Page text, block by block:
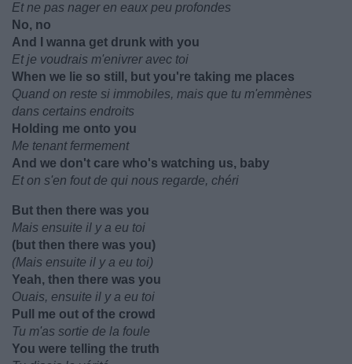
Et ne pas nager en eaux peu profondes
No, no
And I wanna get drunk with you
Et je voudrais m'enivrer avec toi
When we lie so still, but you're taking me places
Quand on reste si immobiles, mais que tu m'emmènes
dans certains endroits
Holding me onto you
Me tenant fermement
And we don't care who's watching us, baby
Et on s'en fout de qui nous regarde, chéri
But then there was you
Mais ensuite il y a eu toi
(but then there was you)
(Mais ensuite il y a eu toi)
Yeah, then there was you
Ouais, ensuite il y a eu toi
Pull me out of the crowd
Tu m'as sortie de la foule
You were telling the truth